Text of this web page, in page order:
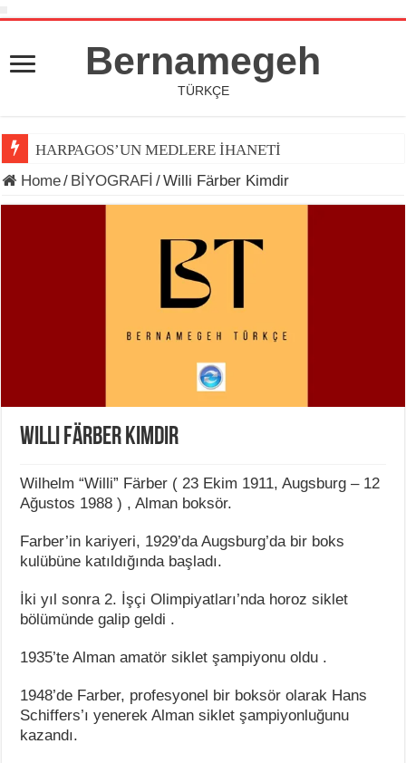
Bernamegeh
TÜRKÇE
HARPAGOS’UN MEDLERE İHANETİ
Home/ BİYOGRAFİ /Willi Färber Kimdir
Willi Färber Kimdir
Wilhelm “Willi” Färber ( 23 Ekim 1911, Augsburg – 12
Ağustos 1988 ) , Alman boksör.
Farber’in kariyeri, 1929’da Augsburg’da bir boks
kulübüne katıldığında başladı.
İki yıl sonra 2. İşçi Olimpiyatları’nda horoz siklet
bölümünde galip geldi .
1935’te Alman amatör siklet şampiyonu oldu .
1948’de Farber, profesyonel bir boksör olarak Hans
Schiffers’ı yenerek Alman siklet şampiyonluğunu
kazandı.